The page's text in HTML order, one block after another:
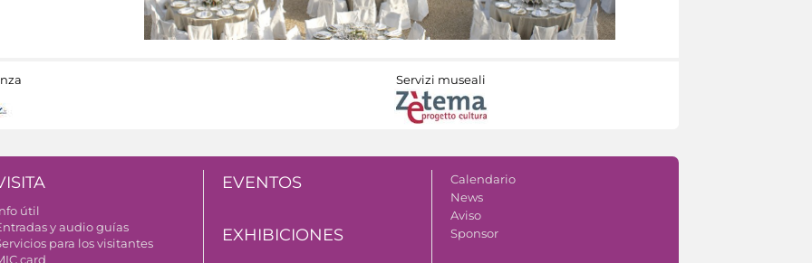
Servizi museali
útil
y audio guías
para los visitantes
card
EVENTOS
EXHIBICIONES
Calendario
News
Aviso
Sponsor